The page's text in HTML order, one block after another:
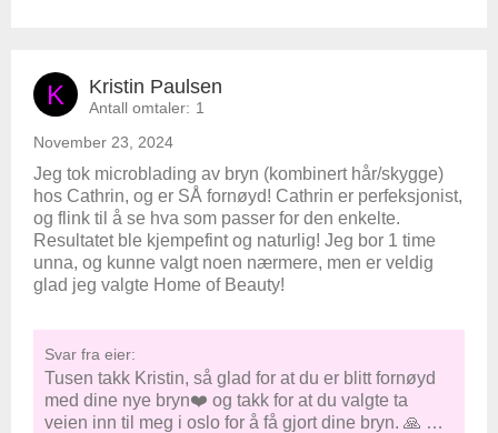
K Kristin Paulsen
Antall omtaler: 1
November 23, 2024
Jeg tok microblading av bryn (kombinert hår/skygge)
hos Cathrin, og er SÅ fornøyd! Cathrin er perfeksjonist,
og flink til å se hva som passer for den enkelte.
Resultatet ble kjempefint og naturlig! Jeg bor 1 time
unna, og kunne valgt noen nærmere, men er veldig
glad jeg valgte Home of Beauty!
Svar fra eier:
Tusen takk Kristin, så glad for at du er blitt fornøyd
med dine nye bryn❤️ og takk for at du valgte ta
veien inn til meg i oslo for å få gjort dine bryn. 🙏 …